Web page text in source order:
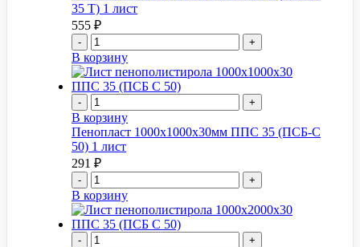
35 Т) 1 лист
555 ₽
- +
В корзину
- +
В корзину
Пенопласт 1000x1000x30мм ППС 35 (ПСБ-С
50) 1 лист
291 ₽
- +
В корзину
- +